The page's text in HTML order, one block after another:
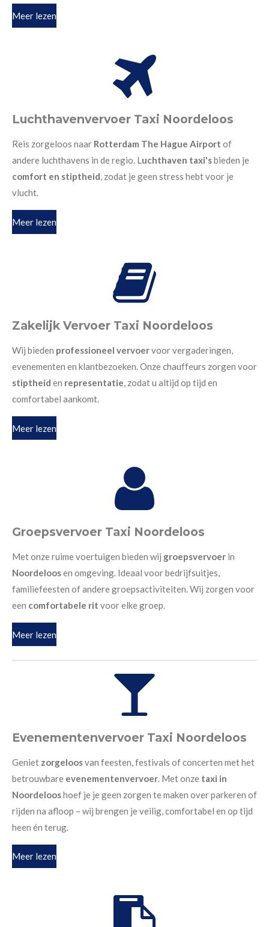
Meer lezen
Luchthavenvervoer Taxi Noordeloos
Reis zorgeloos naar Rotterdam The Hague Airport of
andere luchthavens in de regio. Luchthaven taxi'sbieden je
comfort en stiptheid, zodat je geen stress hebt voor je
vlucht.
Meer lezen
Zakelijk Vervoer Taxi Noordeloos
Wij bieden professioneel vervoervoor vergaderingen,
evenementen en klantbezoeken. Onze chauffeurs zorgen voor
stiptheid en representatie, zodat u altijd op tijd en
comfortabel aankomt.
Meer lezen
Groepsvervoer Taxi Noordeloos
Met onze ruime voertuigen bieden wij groepsvervoer in
Noordeloosen omgeving. Ideaal voor bedrijfsuitjes,
familiefeesten of andere groepsactiviteiten. Wij zorgen voor
een comfortabele rit voor elke groep.
Meer lezen
Evenementenvervoer Taxi Noordeloos
Geniet zorgeloosvan feesten, festivals of concerten met het
betrouwbare evenementenvervoer. Met onze taxi in
Noordelooshoef je je geen zorgen te maken over parkeren of
rijden na afloop – wij brengen je veilig, comfortabel en op tijd
heen én terug.
Meer lezen